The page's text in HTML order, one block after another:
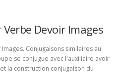
Devoir Images
Conjugaisons similaires au
se conjugue avec l'auxiliaire avoir
la construction conjugaison du